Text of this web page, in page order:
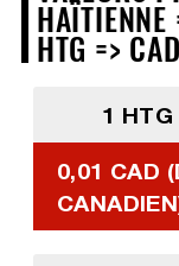
HTG => CAD
1 HTG
0,01 CAD